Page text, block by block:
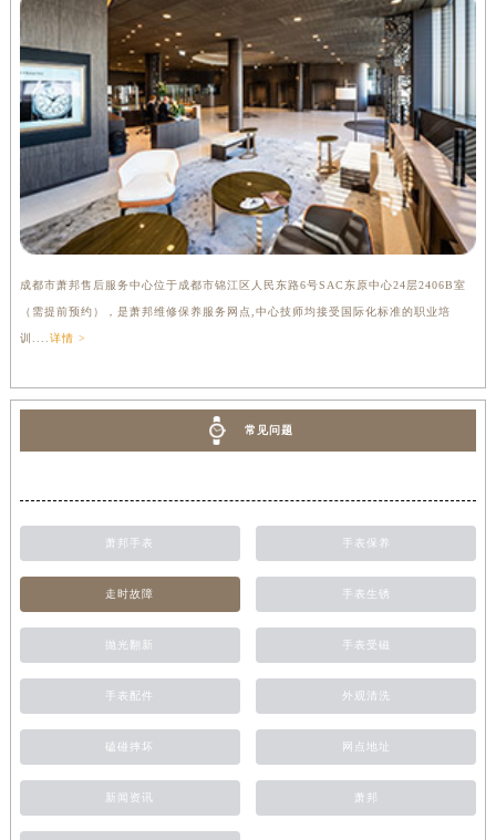
成都市萧邦售后服务中心位于成都市锦江区人民东路6号SAC东原中心24层2406B室
（需提前预约），是萧邦维修保养服务网点,中心技师均接受国际化标准的职业培
训.... 详情 >
常见问题
萧邦手表 手表保养
走时故障 手表生锈
抛光翻新 手表受磁
手表配件 外观清洗
磕碰摔坏 网点地址
新闻资讯 萧邦